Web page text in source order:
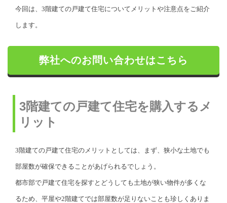
今回は、3階建ての戸建て住宅についてメリットや注意点をご紹介
します。
弊社へのお問い合わせはこちら
3階建ての戸建て住宅を購入するメ
リット
3階建ての戸建て住宅のメリットとしては、まず、狭小な土地でも
部屋数が確保できることがあげられるでしょう。
都市部で戸建て住宅を探すとどうしても土地が狭い物件が多くな
るため、平屋や2階建てでは部屋数が足りないことも珍しくありま